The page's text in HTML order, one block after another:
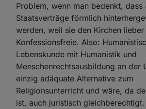
Problem, wenn man bedenkt, dass
Staatsverträge förmlich
werden, weil sie den Kirchen
Konfessionsfreie. Also:
Lebenskunde mit Humanistik und
Menschenrechtsausbildung an der
einzig adäquate Alternative zum
Religionsunterricht und wäre, da
ist, auch juristisch